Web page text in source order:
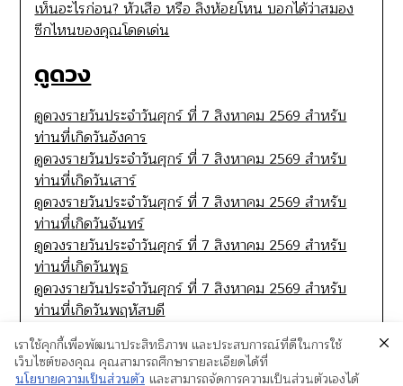
เห็นอะไรก่อน? หัวเสือ หรือ ลิงห้อยโหน บอกได้ว่าสมอง
ซีกไหนของคุณโดดเด่น
ดูดวง
ดูดวงรายวันประจำวันศุกร์ ที่ 7 สิงหาคม 2569 สำหรับ
ท่านที่เกิดวันอังคาร
ดูดวงรายวันประจำวันศุกร์ ที่ 7 สิงหาคม 2569 สำหรับ
ท่านที่เกิดวันเสาร์
ดูดวงรายวันประจำวันศุกร์ ที่ 7 สิงหาคม 2569 สำหรับ
ท่านที่เกิดวันจันทร์
ดูดวงรายวันประจำวันศุกร์ ที่ 7 สิงหาคม 2569 สำหรับ
ท่านที่เกิดวันพุธ
ดูดวงรายวันประจำวันศุกร์ ที่ 7 สิงหาคม 2569 สำหรับ
ท่านที่เกิดวันพฤหัสบดี
เราใช้คุกกี้เพื่อพัฒนาประสิทธิภาพ และประสบการณ์ที่ดีในการใช้
เว็บไซต์ของคุณ คุณสามารถศึกษารายละเอียดได้ที่
นโยบายความเป็นส่วนตัว และสามารถจัดการความเป็นส่วนตัวเองได้